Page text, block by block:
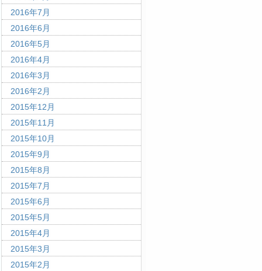
2016年7月
2016年6月
2016年5月
2016年4月
2016年3月
2016年2月
2015年12月
2015年11月
2015年10月
2015年9月
2015年8月
2015年7月
2015年6月
2015年5月
2015年4月
2015年3月
2015年2月